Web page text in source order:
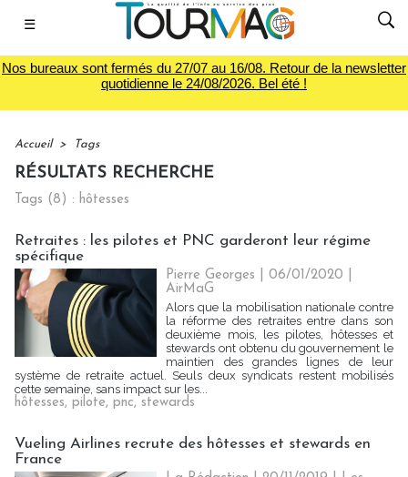
☰
Nos bureaux sont fermés du 27/07 au 16/08. Retour de la newsletter
quotidienne le 24/08/2026. Bel été !
Accueil > Tags
RÉSULTATS RECHERCHE
Tags (8) : hôtesses
Retraites : les pilotes et PNC garderont leur régime
spécifique
Pierre Georges | 06/01/2020
AirMaG
Alors que la mobilisation nationale contre
la réforme des retraites entre dans son
deuxième mois, les pilotes, hôtesses et
stewards ont obtenu du gouvernement le
maintien des grandes lignes de leur
système de retraite actuel. Seuls deux syndicats restent mobilisés
cette semaine, sans impact sur les...
hôtesses, pilote, pnc, stewards
Vueling Airlines recrute des hôtesses et stewards en
France